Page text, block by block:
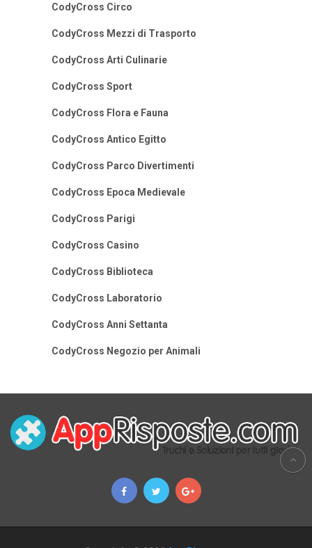
CodyCross Circo
CodyCross Mezzi di Trasporto
CodyCross Arti Culinarie
CodyCross Sport
CodyCross Flora e Fauna
CodyCross Antico Egitto
CodyCross Parco Divertimenti
CodyCross Epoca Medievale
CodyCross Parigi
CodyCross Casino
CodyCross Biblioteca
CodyCross Laboratorio
CodyCross Anni Settanta
CodyCross Negozio per Animali